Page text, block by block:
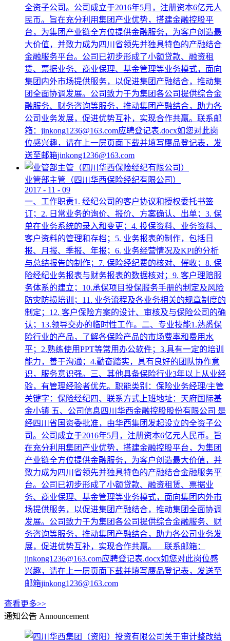
全资子公司。公司成立于2016年5月，注册资本6亿元人
民币。旨在充分利用集团产业优势，搭建金融控股平
台，为集团产业链全方位提供金融服务，为客户创造最
大价值，并致力成为四川省领先并独具特色的产融结合
金融服务平台。公司已初步形成了小额贷款、融资租
赁、票据业务、商业保理、基金管理等业务模式，面向
集团内外市场提供服务，以促进集团产融结合，推动集
团全面协调发展。公司致力于为集团各公司提供综合金
融服务、财务咨询等服务，推动集团产融结合，助力各
公司业务发展，促进优势互补，实现合作共赢。联系邮
箱：jinkong1236@163.com应聘登记表.docx如您对此岗
位感兴趣，请在上一层页面下载并填写赝品登记表，发
送至邮箱jinkong1236@163.com
业管部主管（四川华西保险经纪有限公司）
2017 - 11 - 09
一、工作职责1. 经纪公司的客户协议和授权委托书签
订；2. 日常业务的询价、报价、方案确认、出单；3. 保
单在业务系统的录入和变更；4. 投保资料、业务资料、
客户资料的管理和存档；5. 业务报表的制作，包括日
报、月报、季报、年报；6. 业务经营情况及KPI的分析
与总结报告的制作；7. 保险经纪费的核对、催收；8. 保
险经纪业务报表与财务报表的数据核对；9. 客户理赔服
务体系的建立；10.承保项目投保服务手册的制定及风险
防灾防损培训；11. 业务流程及各业务相关的规章制度的
制定；12. 客户保险方案的设计、审核及与保险公司的确
认；13.领导交办的临时性工作。二、专业技能1.熟悉保
险行业的产品，了解各保险产品的市场费率和费用水
平；2.熟练使用PPT等常用办公软件；3.具有一定的培训
能力，善于沟通；4.勤奋踏实，具有良好的团队协作意
识，服务意识强。三、其他具备保险行业3年以上从业经
验，有管理经验者优先。职能类别：保险业务经理/主管
关键字：保险经纪四、联系方式上班地址：天府国际基
金小镇 五、公司信息四川华西金融控股股份有限公司 是
经四川省国资委批准，由华西集团发起设立的全资子公
司。公司成立于2016年5月，注册资本6亿元人民币。旨
在充分利用集团产业优势，搭建金融控股平台，为集团
产业链全方位提供金融服务，为客户创造最大价值，并
致力成为四川省领先并独具特色的产融结合金融服务平
台。公司已初步形成了小额贷款、融资租赁、票据业
务、商业保理、基金管理等业务模式，面向集团内外市
场提供服务，以促进集团产融结合，推动集团全面协调
发展。公司致力于为集团各公司提供综合金融服务、财
务咨询等服务，推动集团产融结合，助力各公司业务发
展，促进优势互补，实现合作共赢。 联系邮箱：
jinkong1236@163.com应聘登记表.docx如您对此岗位感
兴趣，请在上一层页面下载并填写赝品登记表，发送至
邮箱jinkong1236@163.com
查看更多>>
通知公告 Announcement